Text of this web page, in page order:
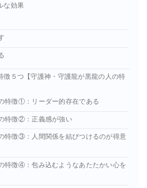
な効果
徴５つ【守護神・守護龍が黒龍の人の特
特徴①：リーダー的存在である
特徴②：正義感が強い
特徴③：人間関係を結びつけるのが得意
特徴④：包み込むようなあたたかい心を